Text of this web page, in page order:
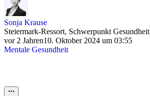
Sonja Krause
Steiermark-Ressort, Schwerpunkt Gesundheit
vor 2 Jahren10. Oktober 2024 um 03:55
Mentale Gesundheit